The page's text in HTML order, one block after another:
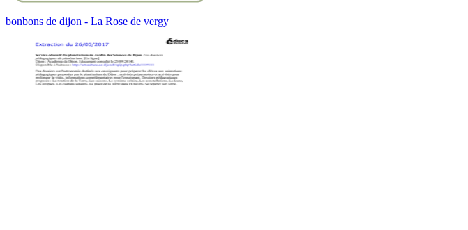
bonbons de dijon - La Rose de vergy